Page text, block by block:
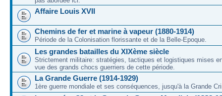
Affaire Louis XVII
Chemins de fer et marine à vapeur (1880-1914)
Période de la Colonisation florissante et de la Belle-Epoque.
Les grandes batailles du XIXème siècle
Strictement militaire: stratégies, tactiques et logistiques mises
vue des grands chocs guerriers de cette période.
La Grande Guerre (1914-1929)
1ère guerre mondiale et ses conséquences, jusqu'à la Grande